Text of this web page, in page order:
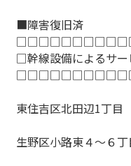
■障害復旧済
□幹線設備によるサ
東住吉区北田辺1丁目
生野区小路東４～６丁